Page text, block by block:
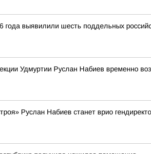
выявилили шесть поддельных
Удмуртии Руслан Набиев временно
Руслан Набиев станет врио